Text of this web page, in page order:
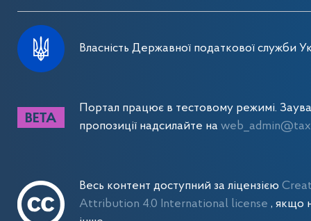
Власність Державної податкової служби
Портал працює в тестовому режимі.
пропозиції надсилайте на
Весь контент доступний за ліцензією
Attribution 4.0 International license, якщо